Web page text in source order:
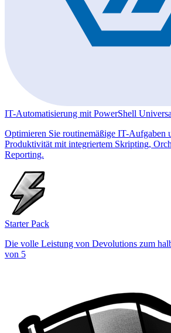
IT-Automatisierung mit PowerShell
Optimieren Sie routinemäßige IT-Aufgaben
Produktivität mit integriertem Skripting,
Reporting.
Starter Pack
Die volle Leistung von Devolutions zum
von 5